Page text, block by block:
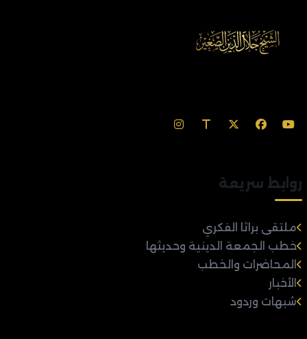
روابط سريعة
ملتقى براثا الفكري
خطب الجمعة الدينية وحديثها
المحاضرات والخطب
الأخبار
شبهات وردود